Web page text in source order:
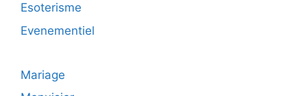
Esoterisme
Evenementiel
Mariage